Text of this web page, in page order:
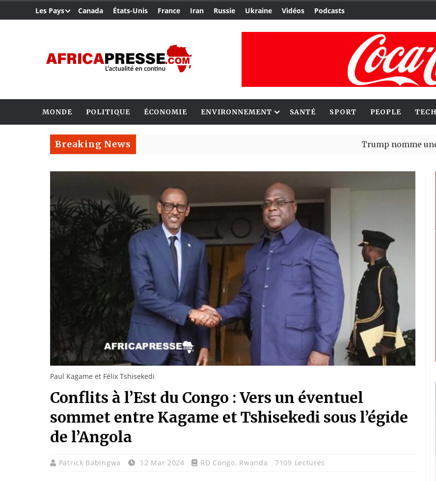
Les Pays Canada États-Unis France Iran Russie Ukraine Vidéos Podcasts
MONDE POLITIQUE ÉCONOMIE ENVIRONNEMENT SANTÉ SPORT PEOPLE TECH
Breaking News Trump nomme une
Paul Kagame et Félix Tshisekedi
Conflits à l’Est du Congo : Vers un éventuel
sommet entre Kagame et Tshisekedi sous l’égide
de l’Angola
Patrick Babingwa 12 Mar 2024 RD Congo, Rwanda 7109 Lectures